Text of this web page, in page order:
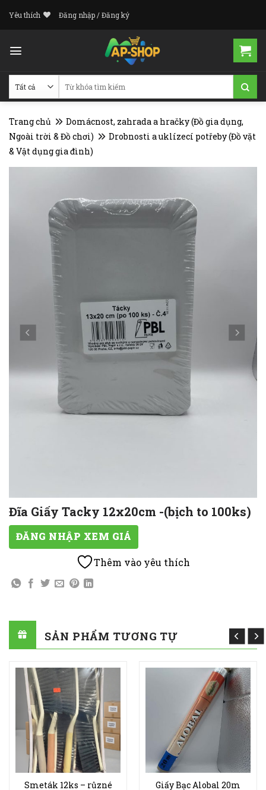
Yêu thích Đăng nhập / Đăng ký
Trang chủ
Domácnost, zahrada a hračky (Đồ gia dụng,
Ngoài trời & Đồ chơi)
Drobnosti a uklízecí potřeby (Đồ vặt
& Vật dụng gia đình)
Đĩa Giấy Tacky 12x20cm -(bịch to 100ks)
ĐĂNG NHẬP XEM GIÁ
Thêm vào yêu thích
SẢN PHẨM TƯƠNG TỰ
Smeták 12ks – různé
Giấy Bạc Alobal 20m